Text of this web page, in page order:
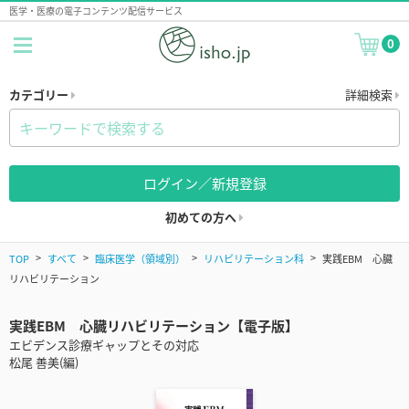
医学・医療の電子コンテンツ配信サービス
0
カテゴリー 詳細検索
ログイン／新規登録
初めての方へ
TOP すべて 臨床医学（領域別） リハビリテーション科
実践EBM 心臓
リハビリテーション
実践EBM 心臓リハビリテーション【電子版】
エビデンス診療ギャップとその対応
松尾 善美(編)